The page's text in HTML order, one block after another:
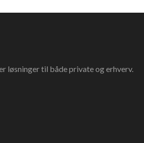
løsninger til både private og erhverv.